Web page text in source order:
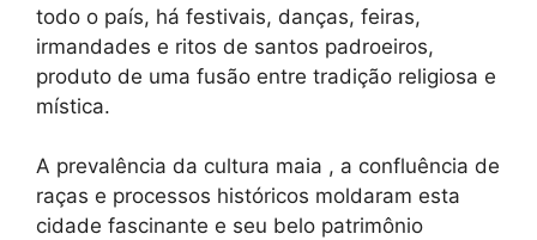
todo o país, há festivais, danças, feiras,
irmandades e ritos de santos padroeiros,
produto de uma fusão entre tradição religiosa e
mística.
A prevalência da cultura maia , a confluência de
raças e processos históricos moldaram esta
cidade fascinante e seu belo patrimônio